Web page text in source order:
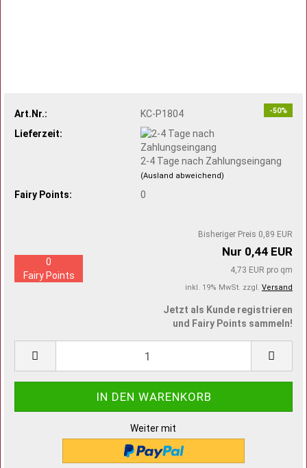
-50%
Art.Nr.:
KC-P1804
Lieferzeit:
2-4 Tage nach Zahlungseingang
(Ausland abweichend)
Fairy Points: 0
Bisheriger Preis 0,89 EUR
Nur 0,44 EUR
4,73 EUR pro qm
inkl. 19% MwSt. zzgl. Versand
0
Fairy Points
Jetzt als Kunde registrieren
und Fairy Points sammeln!
Weiter mit